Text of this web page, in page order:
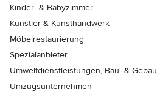
Kinder- & Babyzimmer
Künstler & Kunsthandwerk
Möbelrestaurierung
Spezialanbieter
Umweltdienstleistungen, Bau- &
Umzugsunternehmen